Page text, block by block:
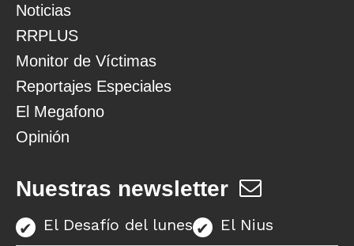
Noticias
RRPLUS
Monitor de Víctimas
Reportajes Especiales
El Megafono
Opinión
Nuestras newsletter
El Desafío del lunes El Nius